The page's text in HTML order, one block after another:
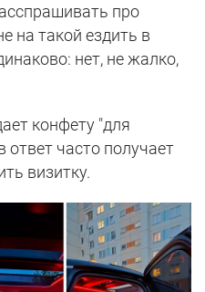
про
на такой ездить в
нет, не жалко,
конфету "для
ответ часто получает
визитку.